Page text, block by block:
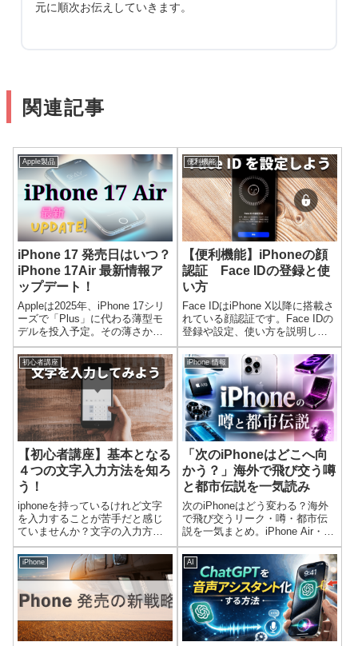
元に順次お伝えしていきます。
関連記事
Apple製品
iPhone 17 発売日はいつ？
iPhone 17Air 最新情報ア
ップデート！
Appleは2025年、iPhone 17シリ
ーズで「Plus」に代わる薄型モ
デルを投入予定。その薄さから
「iPhone Air」とも呼ばれていま
す。新機能も豊富で、注目の一
台です。新機能も含めて最新情
報をお伝えします！
便利機能
【便利機能】iPhoneの顔
認証 Face IDの登録と使
い方
Face IDはiPhone X以降に搭載さ
れている顔認証です。Face IDの
登録や設定、使い方を説明しま
す。Face IDでアプリのダウンロ
ード、iPhoneのロック画面を
Face IDで解除、Face IDの削除
についても紹介しています。
初心者講座
【初心者講座】基本となる
４つの文字入力方法を知ろ
う！
iphoneを持っているけれど文字
を入力することが苦手だと感じ
ていませんか？文字の入力方法
を知ることでスマホの操作はと
ても快適になります。この記事
では初心者の方向けにフリック
入力、トグル入力、フルキー入
力や音声入力といったiphoneを
使った入力方法を説明します。
iPhone 情報
「次のiPhoneはどこへ向
かう？」海外で飛び交う噂
と都市伝説を一気読み
次のiPhoneはどう変わる？海外
で飛び交うリーク・噂・都市伝
説を一気まとめ。iPhone Air・
Fold・完全シームレスモデルの
予想から、AppleのAI戦略まで詳
しく解説します。
iPhone AI